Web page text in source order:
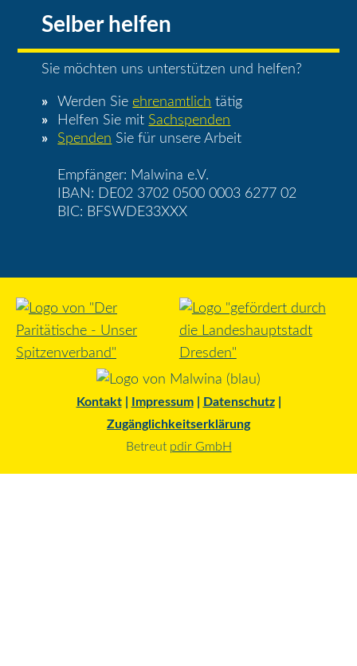
Selber helfen
Sie möchten uns unterstützen und helfen?
Werden Sie ehrenamtlich tätig
Helfen Sie mit Sachspenden
Spenden Sie für unsere Arbeit
Empfänger: Malwina e.V.
IBAN: DE02 3702 0500 0003 6277 02
BIC: BFSWDE33XXX
Kontakt| Impressum| Datenschutz|
Zugänglichkeitserklärung
Betreut pdir GmbH